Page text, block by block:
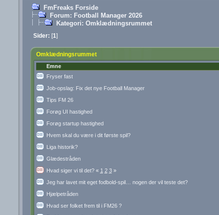
FmFreaks Forside
Forum: Football Manager 2026
Kategori: Omklædningsrummet
Sider: [1]
Omklædningsrummet
Emne
Fryser fast
Job-opslag: Fix det nye Football Manager
Tips FM 26
Forøg UI hastighed
Forøg startup hastighed
Hvem skal du være i dit første spil?
Liga historik?
Glædestråden
Hvad siger vi til det? « 1 2 3»
Jeg har lavet mit eget fodbold-spil… nogen der vil teste det?
Hjælpetråden
Hvad ser folket frem til i FM26 ?